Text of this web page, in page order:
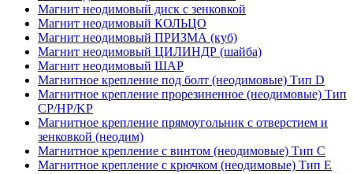
Магнит неодимовый диск с зенковкой
Магнит неодимовый КОЛЬЦО
Магнит неодимовый ПРИЗМА (куб)
Магнит неодимовый ЦИЛИНДР (шайба)
Магнит неодимовый ШАР
Магнитное крепление под болт (неодимовые) Тип D
Магнитное крепление прорезиненное (неодимовые) Тип
CP/HP/KP
Магнитное крепление прямоугольник с отверстием и
зенковкой (неодим)
Магнитное крепление с винтом (неодимовые) Тип С
Магнитное крепление с крючком (неодимовые) Тип Е